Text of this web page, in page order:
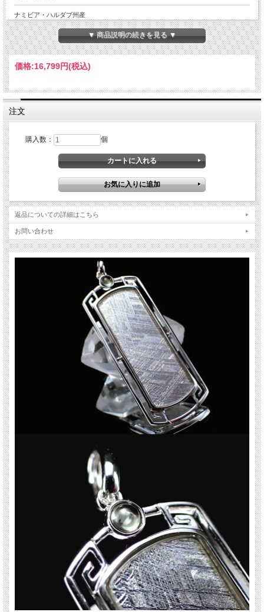
ナミビア・ハルダブ州産
グレードなど
-
ギベオン/隕石/メテオライト
商品説明
※画像を裏表が写ったものへ変更いたしました。
神秘的なウィドマンシュテッテン構造と言われる網目模様は、鉄とニッケルが非
常に長い時間をかけてゆっくりと冷えて固まることから生まれるものと言われま
これは地球上では再現することが不可能と言われ、成分的にも地球上には存在し
ない物質が、超微量ですが含まれていると言われます。
ご注意事項
※入荷時期によりバチカンや裏面に若干のデザインの違いがあります。
※天然石ですので細かなカケや凹み、歪な部分やクラックなどがある場合があり
ます。
※天然石商品には色みに個体差があります。
また出来る限り自然な色みになるよう撮影を心がけておりますが、お使いのディ
スプレイ環境によって表示される色みに差が出る場合があります。
※サイズは目安です。 細かな誤差が出る場合があります。
※表記のサイズはバチカンを含まない本体部分のサイズです。
天然石 パワーストーン 海外直輸入 バイヤー厳選 プレゼント ギフト メンズ レデ
ィース 卸し 卸価格 実店舗 ハンドメイド サイズ直し コムローズ comrose
▼ 商品説明の続きを見る ▼
価格:16,799円(税込)
注文
購入数： 個
返品についての詳細はこちら
お問い合わせ